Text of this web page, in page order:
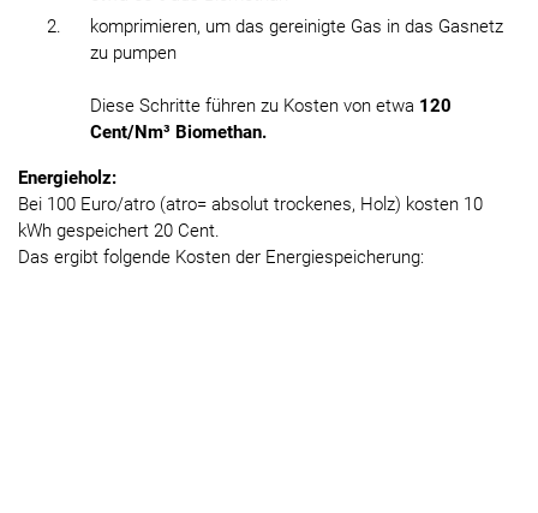
komprimieren, um das gereinigte Gas in das Gasnetz
zu pumpen
Diese Schritte führen zu Kosten von etwa 120
Cent/Nm³ Biomethan.
Energieholz:
Bei 100 Euro/atro (atro= absolut trockenes, Holz) kosten 10
kWh gespeichert 20 Cent.
Das ergibt folgende Kosten der Energiespeicherung: